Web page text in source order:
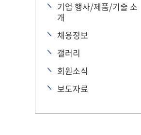
기업 행사/제품/기술 소
개
채용정보
갤러리
회원소식
보도자료